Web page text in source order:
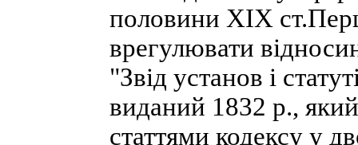
половини XIX
врегулювати
"Звід установ і
виданий 1832 р., який
статтями кодексу у